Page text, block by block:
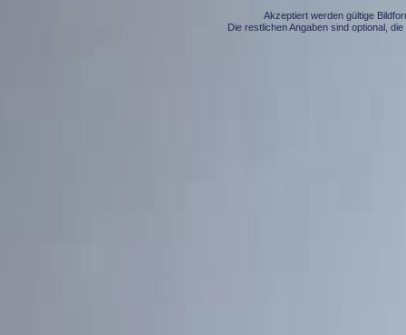
Akzeptiert werden gültige
Die restlichen Angaben sind optional,